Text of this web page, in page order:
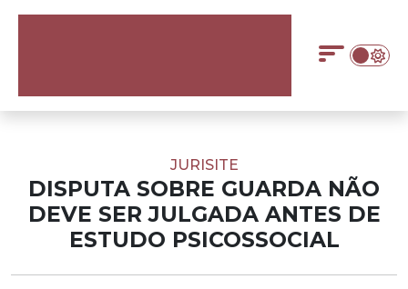
JURISITE
DISPUTA SOBRE GUARDA NÃO
DEVE SER JULGADA ANTES DE
ESTUDO PSICOSSOCIAL